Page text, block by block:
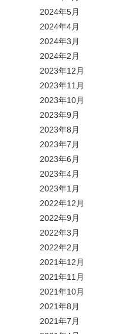
2024年5月
2024年4月
2024年3月
2024年2月
2023年12月
2023年11月
2023年10月
2023年9月
2023年8月
2023年7月
2023年6月
2023年4月
2023年1月
2022年12月
2022年9月
2022年3月
2022年2月
2021年12月
2021年11月
2021年10月
2021年8月
2021年7月